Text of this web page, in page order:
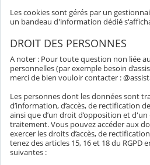
Les cookies sont gérés par un
un bandeau d'information dédié
DROIT DES PERSONNES
A noter : Pour toute question non liée
personnelles (par exemple besoin
merci de bien vouloir contacter :
Les personnes dont les données sont
d’information, d’accès, de rectification
ainsi que d’un droit d’opposition et
traitement. Vous pouvez accéder aux
exercer les droits d’accès, de
tenez des articles 15, 16 et 18 du RGPD
suivantes :